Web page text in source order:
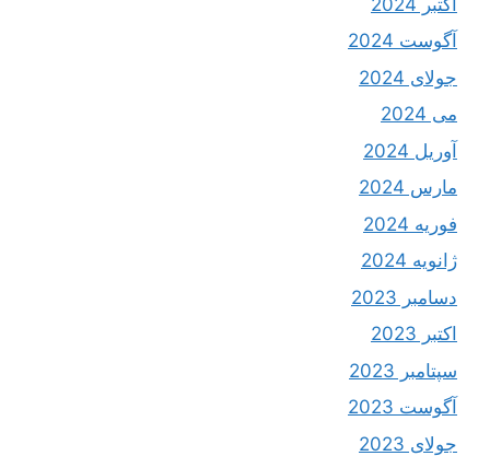
آگوست 2024
جولای 2024
می 2024
آوریل 2024
مارس 2024
فوریه 2024
ژانویه 2024
دسامبر 2023
اکتبر 2023
سپتامبر 2023
آگوست 2023
جولای 2023